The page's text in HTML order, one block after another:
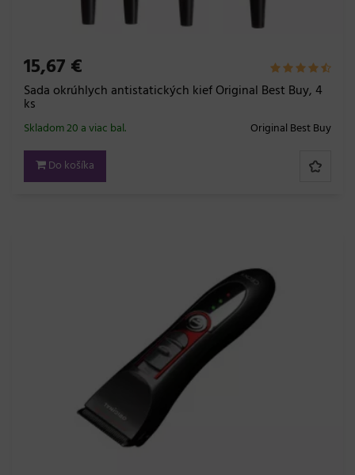
15,67 €
Sada okrúhlych antistatických kief Original Best Buy, 4
ks
Original Best Buy
Skladom 20 a viac bal.
Do košíka